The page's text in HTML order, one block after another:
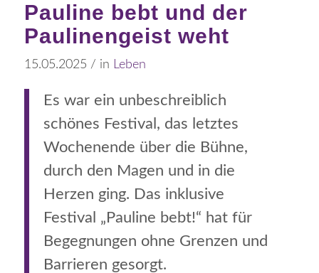
Pauline bebt und der
Paulinengeist weht
15.05.2025 / in Leben
Es war ein unbeschreiblich
schönes Festival, das letztes
Wochenende über die Bühne,
durch den Magen und in die
Herzen ging. Das inklusive
Festival „Pauline bebt!“ hat für
Begegnungen ohne Grenzen und
Barrieren gesorgt.